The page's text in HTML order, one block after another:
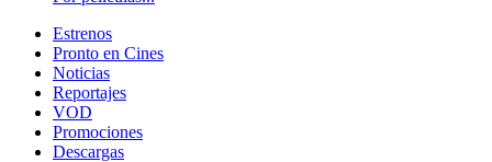
Estrenos
Pronto en Cines
Noticias
Reportajes
VOD
Promociones
Descargas